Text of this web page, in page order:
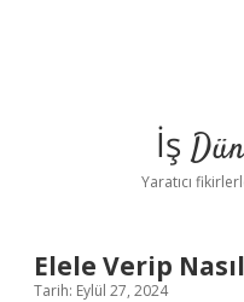
İş
Yaratıcı
Elele Verip
Tarih: Eylül 27, 2024